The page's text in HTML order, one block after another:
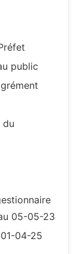
public
du
05-05-23
04-25